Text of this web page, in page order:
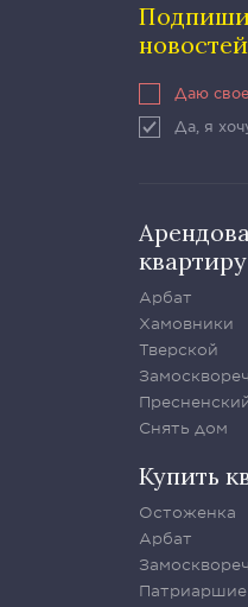
Даю
Да, я
квартиру
Арбат
Хамовники
Тверской
Снять дом
Купить
Остоженка
Арбат